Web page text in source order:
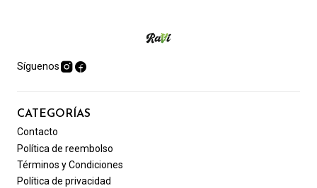
Síguenos
CATEGORÍAS
Contacto
Política de reembolso
Términos y Condiciones
Política de privacidad